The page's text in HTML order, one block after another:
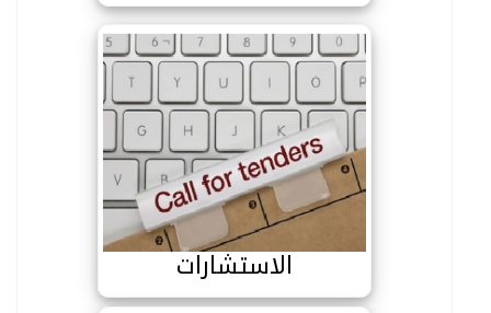
الاستشارات
الاستشارات